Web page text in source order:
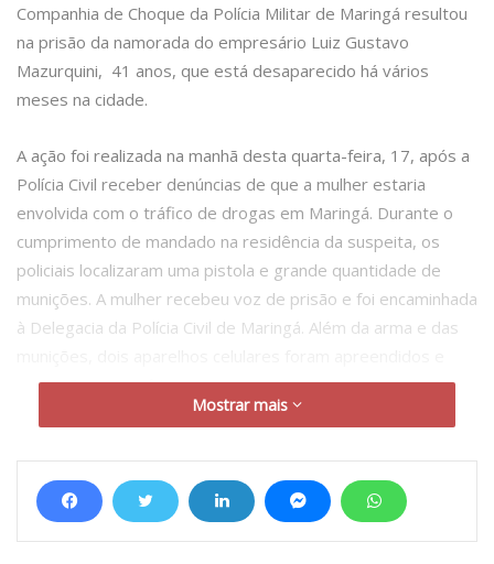
Companhia de Choque da Polícia Militar de Maringá resultou
na prisão da namorada do empresário Luiz Gustavo
Mazurquini, 41 anos, que está desaparecido há vários
meses na cidade.
A ação foi realizada na manhã desta quarta-feira, 17, após a
Polícia Civil receber denúncias de que a mulher estaria
envolvida com o tráfico de drogas em Maringá. Durante o
cumprimento de mandado na residência da suspeita, os
policiais localizaram uma pistola e grande quantidade de
munições. A mulher recebeu voz de prisão e foi encaminhada
à Delegacia da Polícia Civil de Maringá. Além da arma e das
passarão por perícia.
para o avanço das investigações sobre o desaparecimento
do empresário, ocorrido há alguns meses. Embora, em um
primeiro momento, a polícia não identifique envolvimento
Mostrar mais